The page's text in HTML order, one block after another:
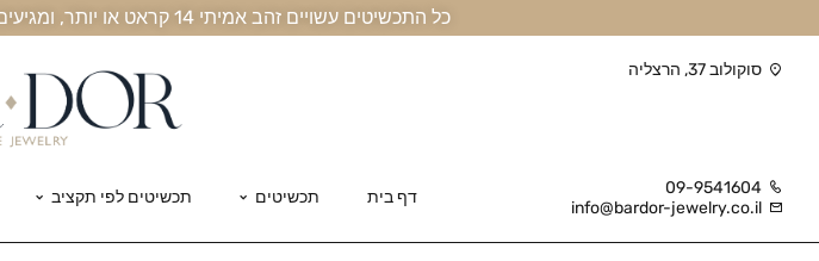
כל התכשיטים עשויים זהב אמיתי 14 קראט או יותר, ומגיעים בליווי תעודה, אריזה מהודרת, ומשלוח חינם עד הבית
סוקולוב 37, הרצליה
09-9541604
info@bardor-jewelry.co.il
דף בית תכשיטים תכשיטים לפי תקציב